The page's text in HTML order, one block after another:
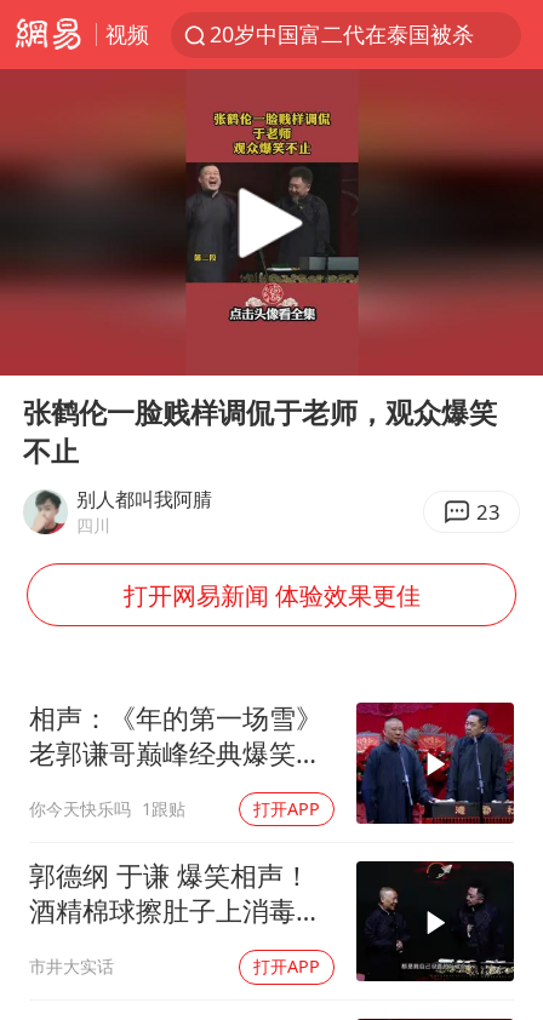
视频
20岁中国富二代在泰国被杀
人形机器人第一股
多地银行上调存款利率
上海地铁4条线路全线停运
白海豚路径图
NBA传奇教练老尼尔森去世
4.2平卫生间补漏注胶花1.55万
律师谈贾冰私人饭局被偷拍
男子结婚8年3个女儿都不是亲生
5万小车卖不动 微型代步车集体遇冷
梅婷12岁女儿百花奖发言
从科技创新看开局起步的时与势
Play
张鹤伦一脸贱样调侃于老师，观众爆笑
不止
别人都叫我阿腈
四川 23
打开网易新闻 体验效果更佳
相声：《年的第一场雪》
老郭谦哥巅峰经典爆笑相
你今天快乐吗 1跟贴 打开APP
郭德纲 于谦 爆笑相声！
酒精棉球擦肚子上消毒，
拿云南白药擦刀，是不是
擦反了？
市井大实话 打开APP